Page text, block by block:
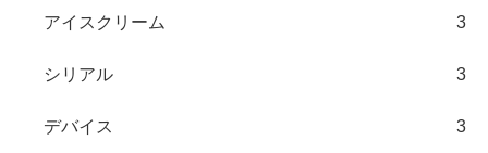
アイスクリーム 3
シリアル 3
デバイス 3